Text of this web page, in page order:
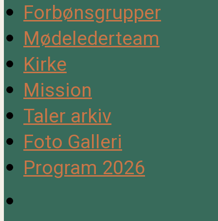
Forbønsgrupper
Mødelederteam
Kirke
Mission
Taler arkiv
Foto Galleri
Program 2026